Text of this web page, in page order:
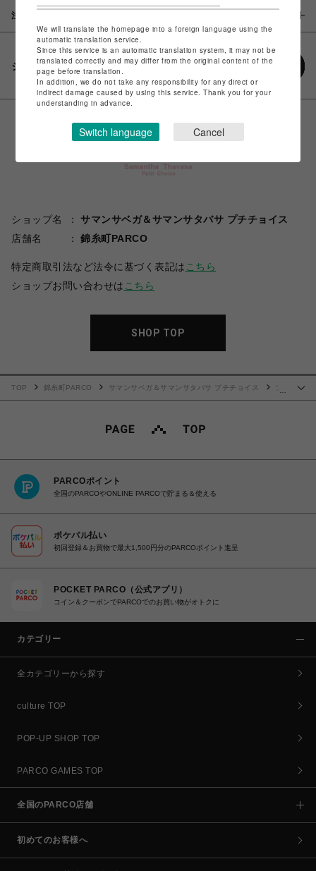
注意事項
シェアする
ショップ名
サマンサベガ＆サマンサタバサ プチチョイス
店舗名
錦糸町PARCO
特定商取引法など法令に基づく表記は こちら
ショップお問い合わせは こちら
SHOP TOP
TOP 錦糸町PARCO サマンサベガ＆サマンサタバサ プチチョイス
PARCOポイント
全国のPARCOやONLINE PARCOで貯まる＆使える
ポケパル払い
初回登録＆お買物で最大1,500円分のPARCOポイント進呈
POCKET PARCO（公式アプリ）
コイン＆クーポンでPARCOでのお買い物がオトクに
カテゴリー
全カテゴリーから探す
culture TOP
POP-UP SHOP TOP
PARCO GAMES TOP
全国のPARCO店舗
初めてのお客様へ
We will translate the homepage into a foreign language using the
automatic translation service.
Since this service is an automatic translation system, it may not be
translated correctly and may differ from the original content of the
page before translation.
In addition, we do not take any responsibility for any direct or
indirect damage caused by using this service. Thank you for your
understanding in advance.
Switch language Cancel